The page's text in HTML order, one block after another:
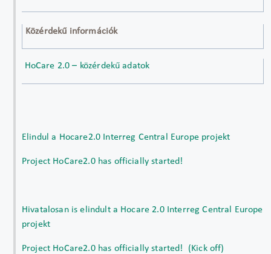
Közérdekű információk
HoCare 2.0 – közérdekű adatok
Elindul a Hocare2.0 Interreg Central Europe projekt
Project HoCare2.0 has officially started!
Hivatalosan is elindult a Hocare 2.0 Interreg Central Europe
projekt
Project HoCare2.0 has officially started! (Kick off)